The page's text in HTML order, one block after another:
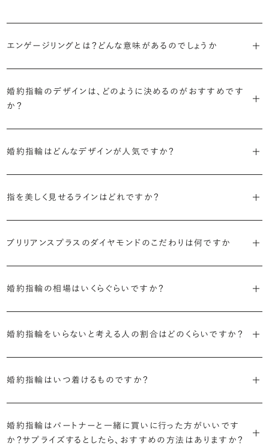
エンゲージリングとは？どんな意味があるのでしょうか
リング」は婚約指輪の別名です。
婚約指輪のデザインは、どのように決めるのがおすすめです
か？
す。
流行に左右されないデザインであること、そして年齢を重ねた手にも
・着用シーンを想像して選ぶ
掛かりにくさに配慮されていたり、ダイヤモンドの大きさ自体も控えめ
・何を重要視するか明確にする
とはいえたくさんの選択肢の中から、たった一つのリングを選ぶのは
バイスを受けてみてください。より後悔のない婚約指輪選びにつなが
婚約指輪はどんなデザインが人気ですか？
リリアンスプラスでも不動の人気を誇ります。
主役のダイヤモンドの横に小ぶりなメレダイヤモンドでアクセントを添
・「ヘイロー」
指を美しく見せるラインはどれですか？
見えやすいと言われています。
てきます。ぜひ、所要時間30秒のブリリアンスプラスオリジナル診断を
婚約指輪診断を試してみる
ブリリアンスプラスのダイヤモンドのこだわりは何ですか
種類、品質、価格に至るまで、あらゆる価値観に合う多様なダイヤモン
きます。
流通の上流からの仕入れ、余分な在庫を持たない取り組みなどで、従
婚約指輪の相場はいくらぐらいですか？
平均で約43.8万円。30〜40万円未満の範囲で選ぶカップルが18.7%
も可能です。
婚約指輪をいらないと考える人の割合はどのくらいですか？
人は67.1%。そのうち婚約指輪を贈られた人は67.9%と、全体の約5
婚約指輪は結婚するために必須のものではありませんが、中には「昔
から憧れがあったがパートナーに遠慮して欲しいと言い出せなかっ
婚約指輪はいつ着けるものですか？
ん。
婚約指輪はパートナーと一緒に買いに行った方がいいです
か？サプライズするとしたら、おすすめの方法はありますか？